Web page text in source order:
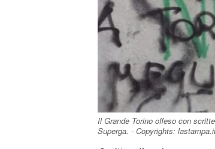
Il Grande Torino offeso con
Superga. - Copyrights: